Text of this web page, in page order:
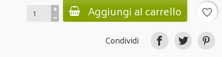
Aggiungi al carrello favorite_border
Condividi